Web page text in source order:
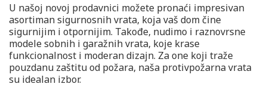
U našoj novoj prodavnici možete pronaći impresivan
asortiman sigurnosnih vrata, koja vaš dom čine
sigurnijim i otpornijim. Takođe, nudimo i raznovrsne
modele sobnih i garažnih vrata, koje krase
funkcionalnost i moderan dizajn. Za one koji traže
pouzdanu zaštitu od požara, naša protivpožarna vrata
su idealan izbor.